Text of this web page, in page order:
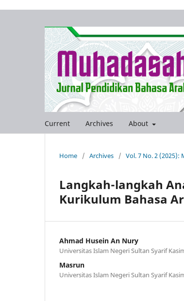
Current Archives About
Home / Archives / Vol. 7 No. 2 (2025):
Langkah-langkah
Kurikulum Bahasa
Ahmad Husein An Nury
Universitas Islam Negeri Sultan Syarif
Masrun
Universitas Islam Negeri Sultan Syarif